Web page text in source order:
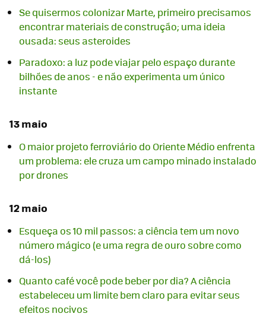
Se quisermos colonizar Marte, primeiro precisamos
encontrar materiais de construção; uma ideia
ousada: seus asteroides
Paradoxo: a luz pode viajar pelo espaço durante
bilhões de anos - e não experimenta um único
instante
13 maio
O maior projeto ferroviário do Oriente Médio enfrenta
um problema: ele cruza um campo minado instalado
por drones
12 maio
Esqueça os 10 mil passos: a ciência tem um novo
número mágico (e uma regra de ouro sobre como
dá-los)
Quanto café você pode beber por dia? A ciência
estabeleceu um limite bem claro para evitar seus
efeitos nocivos